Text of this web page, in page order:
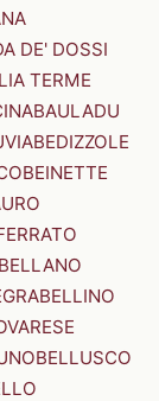
DE' DOSSI
TERME
BAULADU
BEDIZZOLE
BEINETTE
BELLANO
BELLINO
BELLUSCO